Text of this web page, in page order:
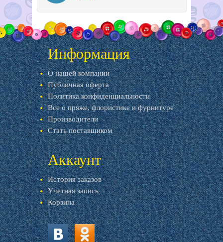
Информация
О нашей компании
Публичная оферта
Политика конфиденциальности
Все о пряже, флористике и фурнитуре
Производители
Стать поставщиком
Аккаунт
История заказов
Учетная запись
Корзина